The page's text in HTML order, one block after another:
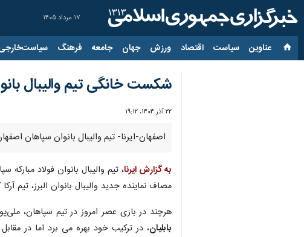
۱۷ مرداد ۱۴۰۵
عناوین‌ سیاست اقتصاد ورزش جهان جامعه فرهنگ
شکست خانگی تیم والیبال
۲۲ آذر ۱۴۰۴، ۱۹:۱۲
اصفهان-ایرنا- تیم والیبال بانوان سپاهان
به گزارش ایرنا
مصاف نماینده جدید والیبال بانوان البرز،
هرچند در بازی عصر امروز در تیم سپاهان،
بابلیان، در ترکیب خود بهره می برد اما در